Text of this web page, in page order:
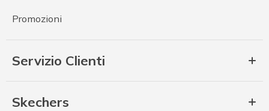
Promozioni
Servizio Clienti
Skechers